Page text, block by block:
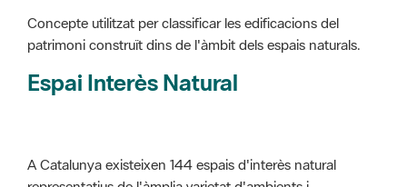
Concepte utilitzat per classificar les edificacions del
patrimoni construït dins de l'àmbit dels espais naturals.
Espai Interès Natural
A Catalunya existeixen 144 espais d'interès natural